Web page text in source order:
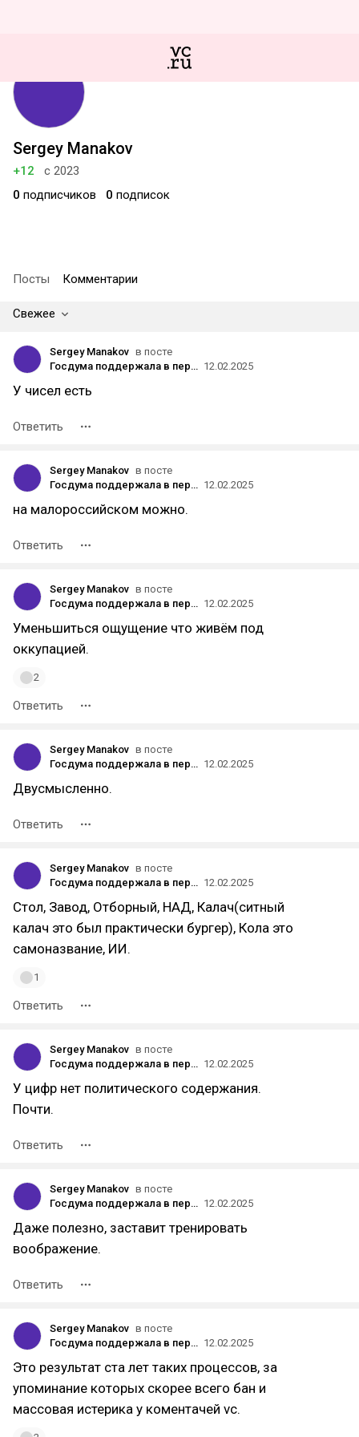
Sergey Manakov
+12
с 2023
0 подписчиков 0 подписок
Посты Комментарии
Свежее
Sergey Manakov в посте
Госдума поддержала в первом чтении законопроект о запрете на витринах и вывесках слов coffee или sale 12.02.2025
У чисел есть
Ответить
Sergey Manakov в посте
Госдума поддержала в первом чтении законопроект о запрете на витринах и вывесках слов coffee или sale 12.02.2025
на малороссийском можно.
Ответить
Sergey Manakov в посте
Госдума поддержала в первом чтении законопроект о запрете на витринах и вывесках слов coffee или sale 12.02.2025
Уменьшиться ощущение что живём под
оккупацией.
2
Ответить
Sergey Manakov в посте
Госдума поддержала в первом чтении законопроект о запрете на витринах и вывесках слов coffee или sale 12.02.2025
Двусмысленно.
Ответить
Sergey Manakov в посте
Госдума поддержала в первом чтении законопроект о запрете на витринах и вывесках слов coffee или sale 12.02.2025
Стол, Завод, Отборный, НАД, Калач(ситный
калач это был практически бургер), Кола это
самоназвание, ИИ.
1
Ответить
Sergey Manakov в посте
Госдума поддержала в первом чтении законопроект о запрете на витринах и вывесках слов coffee или sale 12.02.2025
У цифр нет политического содержания.
Почти.
Ответить
Sergey Manakov в посте
Госдума поддержала в первом чтении законопроект о запрете на витринах и вывесках слов coffee или sale 12.02.2025
Даже полезно, заставит тренировать
воображение.
Ответить
Sergey Manakov в посте
Госдума поддержала в первом чтении законопроект о запрете на витринах и вывесках слов coffee или sale 12.02.2025
Это результат ста лет таких процессов, за
упоминание которых скорее всего бан и
массовая истерика у коментачей vc.